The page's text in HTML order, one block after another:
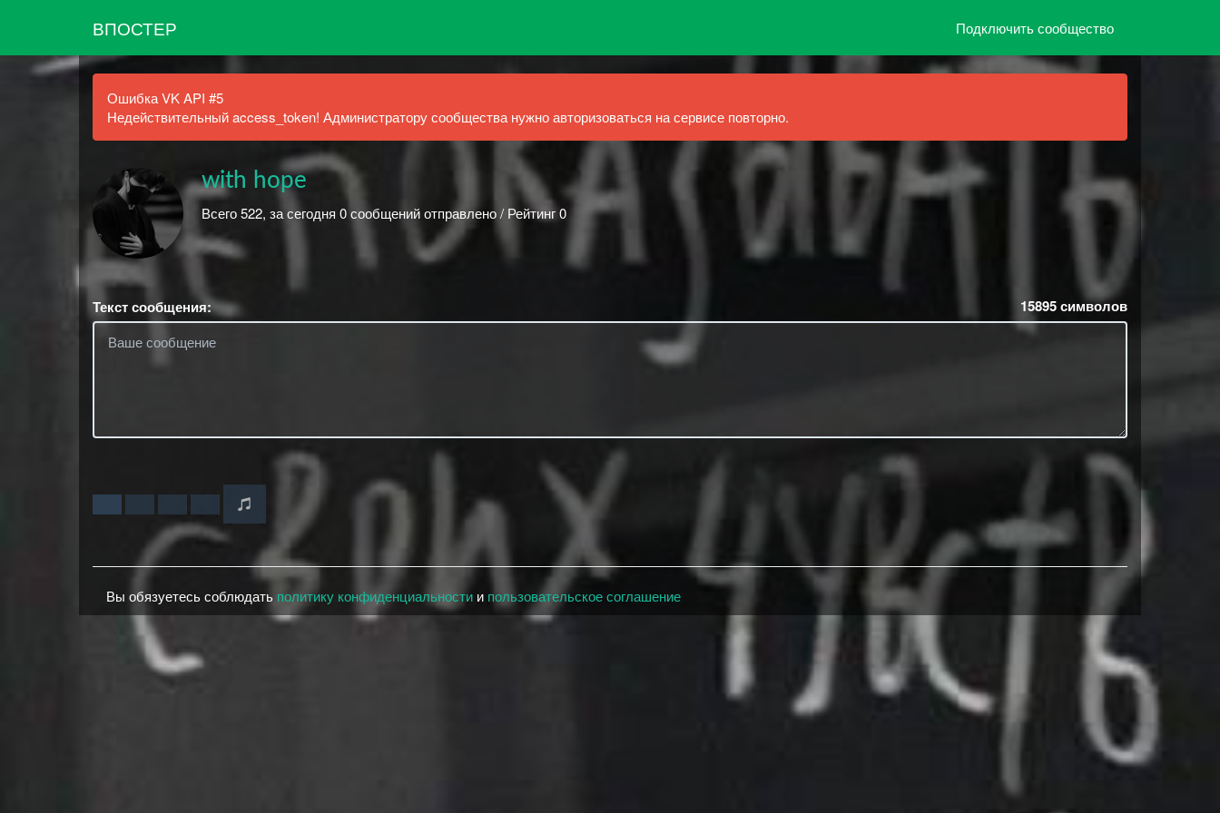
ВПОСТЕР Подключить сообщество
Ошибка VK API #5
Недействительный access_token! Администратору сообщества нужно авторизоваться на сервисе повторно.
with hope
Всего 522, за сегодня 0 сообщений отправлено / Рейтинг 0
Текст сообщения: 15895символов
Вы обязуетесь соблюдать политику конфиденциальности и пользовательское соглашение